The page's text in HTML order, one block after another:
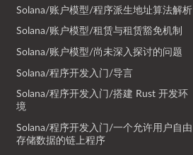
Solana/账户模型/程序派生地址算法解析
Solana/账户模型/租赁与租赁豁免机制
Solana/账户模型/尚未深入探讨的问题
Solana/程序开发入门/导言
Solana/程序开发入门/搭建 Rust 开发环
境
Solana/程序开发入门/一个允许用户自由
存储数据的链上程序